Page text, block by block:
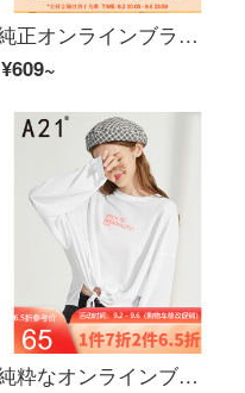
純正オンラインブランドA 21夏新着2020レディスファン趣味プリント女性上着丸首半袖シャツ学生Tシャッツ百合tee F 46231061チェリーレッド160/84 A/M
¥609~
純粋なオンラインブランドA 21夏に、2020レディ・スフを新着しています。ゆったりとした日焼け止め長袖Tシャッツ女性用抽縄薄手の上着です。韓国版白F 42231119特白155/80 A/S